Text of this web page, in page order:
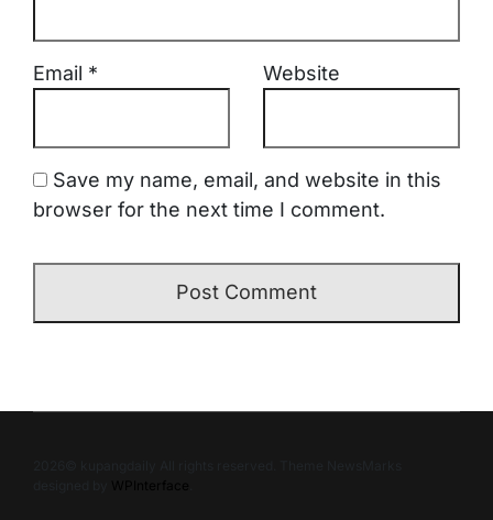
Email * Website
Save my name, email, and website in this
browser for the next time I comment.